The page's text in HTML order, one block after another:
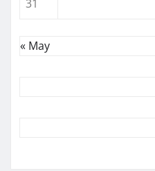
31
« May